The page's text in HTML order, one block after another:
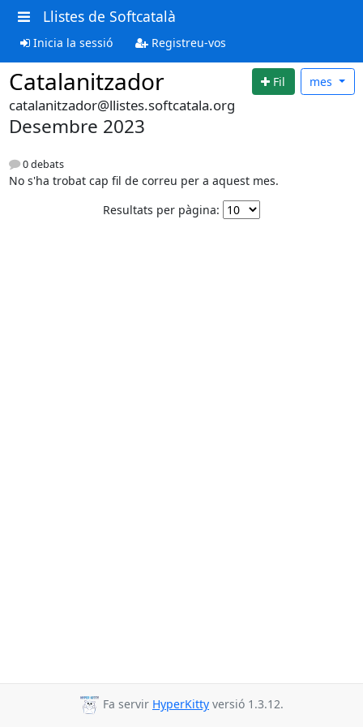
Llistes de Softcatalà
Inicia la sessió Registreu-vos
Catalanitzador Fil mes
catalanitzador@llistes.softcatala.org
Desembre 2023
0 debats
No s'ha trobat cap fil de correu per a aquest mes.
Resultats per pàgina:
Fa servir HyperKitty versió 1.3.12.